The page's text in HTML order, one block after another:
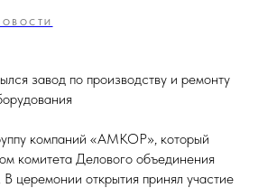
завод по производству и ремонту
компаний «АМКОР», который
комитета Делового объединения
В церемонии открытия принял участие